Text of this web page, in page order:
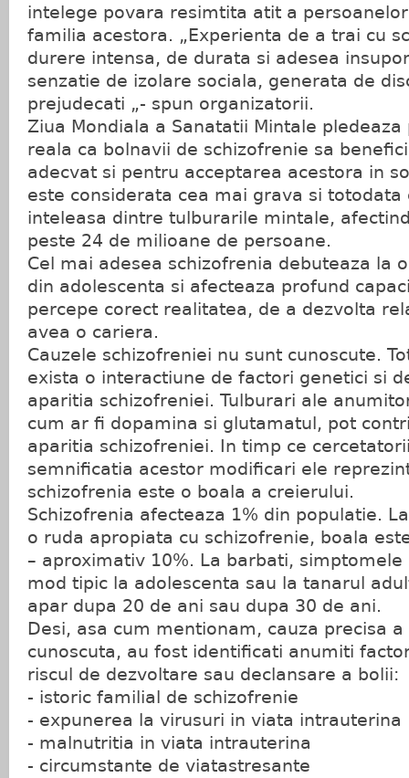
intelege povara resimtita atit a
familia acestora. „Experienta de a trai cu
durere intensa, de durata si adesea
senzatie de izolare sociala, generata de
prejudecati „- spun organizatorii.
Ziua Mondiala a Sanatatii Mintale
reala ca bolnavii de schizofrenie sa
adecvat si pentru acceptarea acestora in
este considerata cea mai grava si totodata
inteleasa dintre tulburarile mintale,
peste 24 de milioane de persoane.
Cel mai adesea schizofrenia debuteaza la
din adolescenta si afecteaza profund
percepe corect realitatea, de a dezvolta
avea o cariera.
Cauzele schizofreniei nu sunt cunoscute.
exista o interactiune de factori genetici si
aparitia schizofreniei. Tulburari ale
cum ar fi dopamina si glutamatul, pot
aparitia schizofreniei. In timp ce
semnificatia acestor modificari ele
schizofrenia este o boala a creierului.
Schizofrenia afecteaza 1% din populatie.
o ruda apropiata cu schizofrenie, boala
– aproximativ 10%. La barbati,
mod tipic la adolescenta sau la tanarul
apar dupa 20 de ani sau dupa 30 de ani.
Desi, asa cum mentionam, cauza precisa
cunoscuta, au fost identificati anumiti
riscul de dezvoltare sau declansare a bolii:
- istoric familial de schizofrenie
- expunerea la virusuri in viata intrauterina
- malnutritia in viata intrauterina
- circumstante de viatastresante